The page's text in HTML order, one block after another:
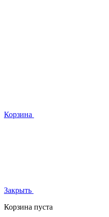
Корзина
Закрыть
Корзина пуста